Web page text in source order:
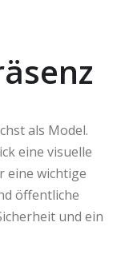
als Model.
eine visuelle
eine wichtige
öffentliche
und ein